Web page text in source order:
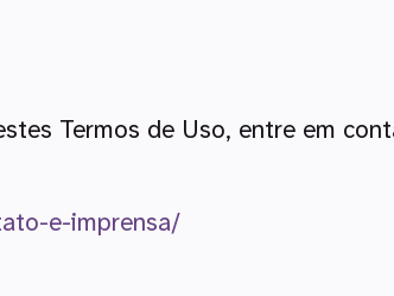
Termos de Uso, entre em
e-imprensa/